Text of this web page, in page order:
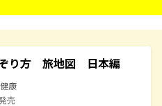
り方 旅地図 日本編
康
売